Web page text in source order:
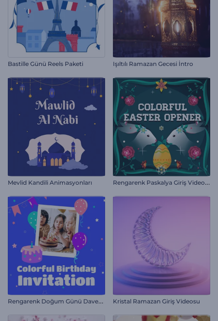
Bastille Günü Reels Paketi Işıltılı Ramazan Gecesi İntro
Mevlid Kandili Animasyonları R
engarenk Paskalya Giriş Videosu
R
engarenk Doğum Günü Davetiyesi Kristal Ramazan Giriş Videosu